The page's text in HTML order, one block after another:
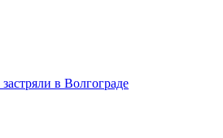
в Волгограде